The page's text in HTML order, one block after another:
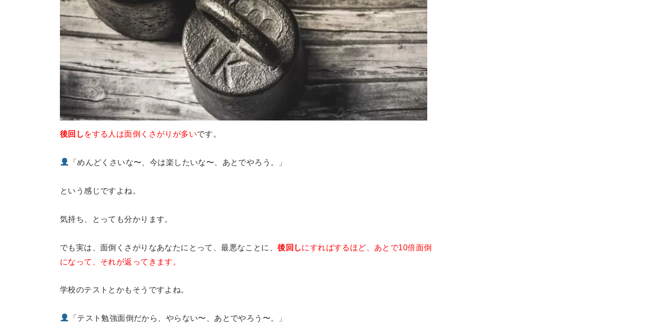
後回し をする人は面倒くさがりが多いです。
「めんどくさいな〜、今は楽したいな〜、あとでやろう。」
という感じですよね。
気持ち、とっても分かります。
でも実は、面倒くさがりなあなたにとって、最悪なことに、後回しにすればするほど、あとで10倍面倒
になって、それが返ってきます。
学校のテストとかもそうですよね。
「テスト勉強面倒だから、やらない〜、あとでやろう〜。」